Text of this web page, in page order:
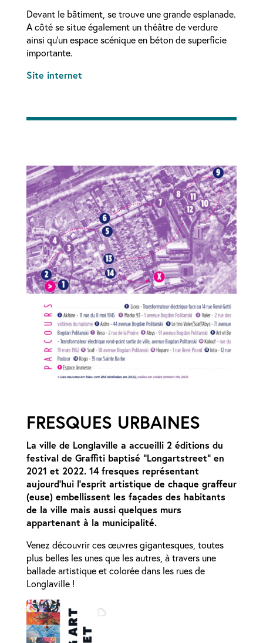
Devant le bâtiment, se trouve une grande esplanade.
A côté se situe également un théâtre de verdure
ainsi qu’un espace scénique en béton de superficie
importante.
Site internet
FRESQUES URBAINES
La ville de Longlaville a accueilli 2 éditions du
festival de Graffiti baptisé “Longartstreet” en
2021 et 2022. 14 fresques représentant
aujourd’hui l’esprit artistique de chaque graffeur
(euse) embellissent les façades des habitants
de la ville mais aussi quelques murs
appartenant à la municipalité.
Venez découvrir ces œuvres gigantesques, toutes
plus belles les unes que les autres, à travers une
ballade artistique et colorée dans les rues de
Longlaville !